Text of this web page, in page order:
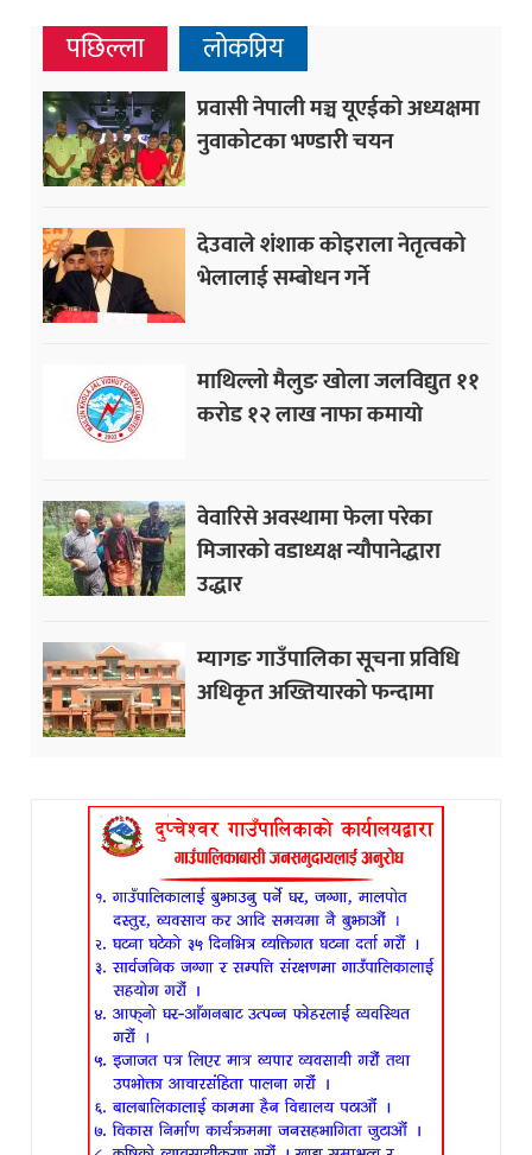
पछिल्ला लोकप्रिय
प्रवासी नेपाली मञ्च यूएईको अध्यक्षमा
नुवाकोटका भण्डारी चयन
देउवाले शंशाक कोइराला नेतृत्वको
भेलालाई सम्बोधन गर्ने
माथिल्लो मैलुङ खोला जलविद्युत ११
करोड १२ लाख नाफा कमायाे
वेवारिसे अवस्थामा फेला परेका
मिजारको वडाध्यक्ष न्यौपानेद्धारा
उद्धार
म्यागङ गाउँपालिका सूचना प्रविधि
अधिकृत अख्तियारको फन्दामा